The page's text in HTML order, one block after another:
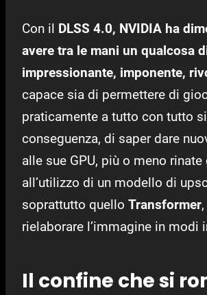
Con il DLSS 4.0, NVIDIA ha
avere tra le mani un qualcosa
impressionante, imponente,
capace sia di permettere di
praticamente a tutto con tutto
conseguenza, di saper dare
alle sue GPU, più o meno rinate
all’utilizzo di un modello di
soprattutto quello Transformer
rielaborare l’immagine in modi
Il confine che si